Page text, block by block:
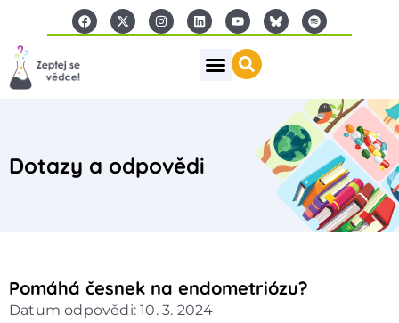
Dotazy a odpovědi
Pomáhá česnek na endometriózu?
Datum odpovědi: 10. 3. 2024